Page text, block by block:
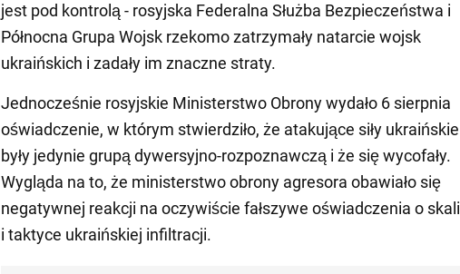
jest pod kontrolą - rosyjska Federalna Służba Bezpieczeństwa i
Północna Grupa Wojsk rzekomo zatrzymały natarcie wojsk
ukraińskich i zadały im znaczne straty.
Jednocześnie rosyjskie Ministerstwo Obrony wydało 6 sierpnia
oświadczenie, w którym stwierdziło, że atakujące siły ukraińskie
były jedynie grupą dywersyjno-rozpoznawczą i że się wycofały.
Wygląda na to, że ministerstwo obrony agresora obawiało się
negatywnej reakcji na oczywiście fałszywe oświadczenia o skali
i taktyce ukraińskiej infiltracji.